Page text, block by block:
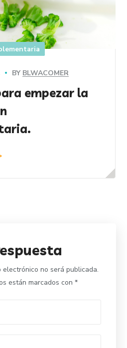
BY BLWACOMER
empezar la
electrónico no será publicada.
están marcados con*